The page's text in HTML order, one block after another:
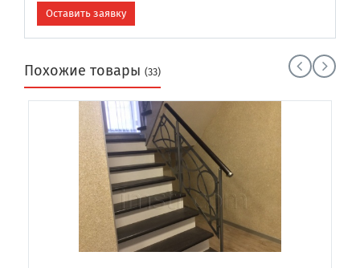
Оставить заявку
Похожие товары (33)